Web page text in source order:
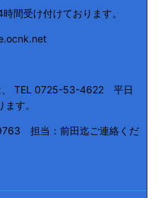
間受け付けております。
、 TEL 0725-53-4622 平日
す。
担当：前田迄ご連絡くだ